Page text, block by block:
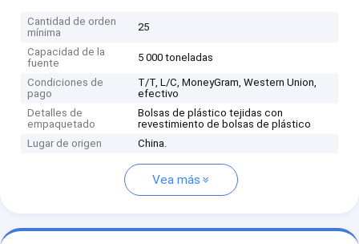
Cantidad de orden
mínima
25
Capacidad de la
fuente
5 000 toneladas
Condiciones de
pago
T/T, L/C, MoneyGram, Western Union,
efectivo
Detalles de
empaquetado
Bolsas de plástico tejidas con
revestimiento de bolsas de plástico
Lugar de origen
China.
Vea más